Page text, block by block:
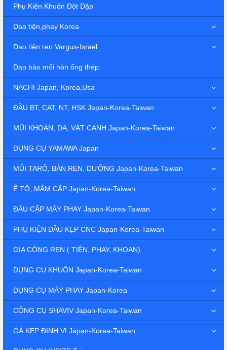
Phụ Kiện Khuôn Đột Dập
Dao tiện,phay Korea
Dao tiện ren Vargus-Israel
Dao bào mối hàn ống thép.
NACHI Japan, Korea,Usa
ĐẦU BT, CAT, NT, HSK Japan-Korea-Taiwan
MŨI KHOAN, DA, VÁT CẠNH Japan-Korea-Taiwan
DỤNG CỤ YAMAWA Japan
MŨI TARÔ, BÀN REN, DƯỠNG Japan-Korea-Taiwan
Ê TÔ, MÂM CẶP Japan-Korea-Taiwan
ĐẦU CẶP MÁY PHAY Japan-Korea-Taiwan
PHỤ KIỆN ĐẦU KẸP CNC Japan-Korea-Taiwan
GIA CÔNG REN ( TIỆN, PHAY, KHOAN)
DỤNG CỤ KHUÔN Japan-Korea-Taiwan
DỤNG CỤ MÁY PHAY Japan-Korea
CÔNG CỤ SHAVIV Japan-Korea-Taiwan
GÁ KẸP ĐỊNH VỊ Japan-Korea-Taiwan